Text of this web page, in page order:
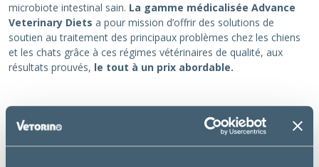
microbiote intestinal sain. La gamme médicalisée Advance
Veterinary Diets a pour mission d’offrir des solutions de
soutien au traitement des principaux problèmes chez les chiens
et les chats grâce à ces régimes vétérinaires de qualité, aux
résultats prouvés, le tout à un prix abordable.
Filtrer